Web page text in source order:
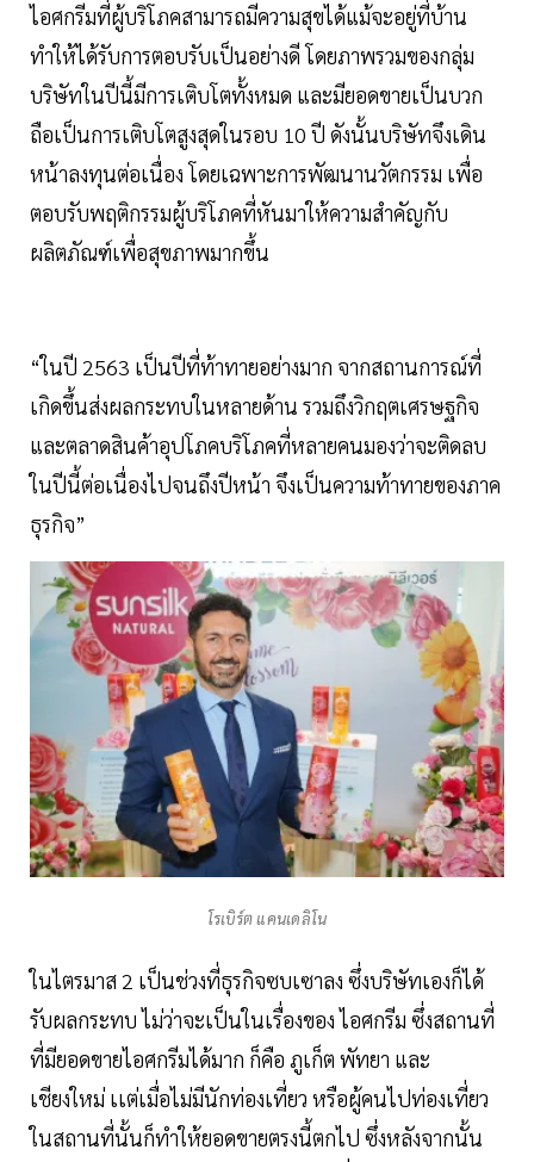
ไอศกรีมที่ผู้บริโภคสามารถมีความสุขได้แม้จะอยู่ที่บ้าน
ทำให้ได้รับการตอบรับเป็นอย่างดี โดยภาพรวมของกลุ่ม
บริษัทในปีนี้มีการเติบโตทั้งหมด และมียอดขายเป็นบวก
ถือเป็นการเติบโตสูงสุดในรอบ 10 ปี ดังนั้นบริษัทจึงเดิน
หน้าลงทุนต่อเนื่อง โดยเฉพาะการพัฒนานวัตกรรม เพื่อ
ตอบรับพฤติกรรมผู้บริโภคที่หันมาให้ความสำคัญกับ
ผลิตภัณฑ์เพื่อสุขภาพมากขึ้น
“ในปี 2563 เป็นปีที่ท้าทายอย่างมาก จากสถานการณ์ที่
เกิดขึ้นส่งผลกระทบในหลายด้าน รวมถึงวิกฤตเศรษฐกิจ
และตลาดสินค้าอุปโภคบริโภคที่หลายคนมองว่าจะติดลบ
ในปีนี้ต่อเนื่องไปจนถึงปีหน้า จึงเป็นความท้าทายของภาค
ธุรกิจ”
โรเบิร์ต แคนเดลิโน
ในไตรมาส 2 เป็นช่วงที่ธุรกิจซบเซาลง ซึ่งบริษัทเองก็ได้
รับผลกระทบ ไม่ว่าจะเป็นในเรื่องของ ไอศกรีม ซึ่งสถานที่
ที่มียอดขายไอศกรีมได้มาก ก็คือ ภูเก็ต พัทยา และ
เชียงใหม่ เเต่เมื่อไม่มีนักท่องเที่ยว หรือผู้คนไปท่องเที่ยว
ในสถานที่นั้นก็ทำให้ยอดขายตรงนี้ตกไป ซึ่งหลังจากนั้น